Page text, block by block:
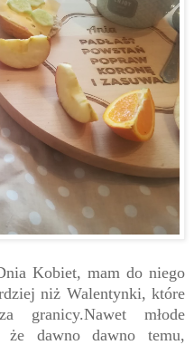
Kobiet, mam do niego
niż Walentynki, które
granicy.Nawet młode
że dawno dawno temu,